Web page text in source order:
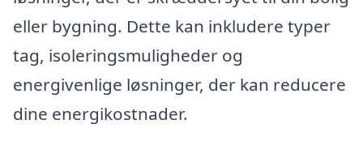
eller bygning. Dette kan inkludere typer
tag, isoleringsmuligheder og
energivenlige løsninger, der kan reducere
dine energikostnader.